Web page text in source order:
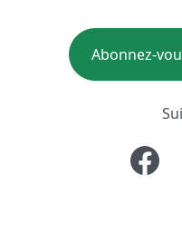
Abonnez-